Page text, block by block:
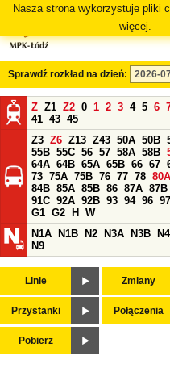
Nasza strona wykorzystuje pliki
więcej.
Sprawdź rozkład na dzień:
Z Z1 Z2 0 1 2 3 4 5 6
41 43 45
Z3 Z6 Z13 Z43 50A 50B
55B 55C 56 57 58A 58B
64A 64B 65A 65B 66 67
73 75A 75B 76 77 78 80A
84B 85A 85B 86 87A 87B
91C 92A 92B 93 94 96
G1 G2 H
W
N1A
N1B N2 N3A N3B
N9
Linie Zmiany
Przystanki Połączenia
Pobierz